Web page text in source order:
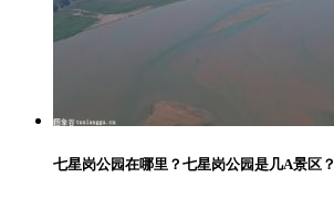
七星岗公园在哪里？七星岗公园是几A景区？